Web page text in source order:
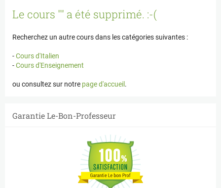
Le cours "" a été supprimé. :-(
Recherchez un autre cours dans les catégories suivantes :
-Cours d'Italien
-Cours d'Enseignement
ou consultez sur notre page d'accueil .
Garantie Le-Bon-Professeur